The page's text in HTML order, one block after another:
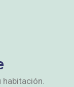
habitación.